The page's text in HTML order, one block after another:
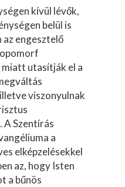
kívül lévők,
belül is
az engesztelő
utasítják el a
viszonyulnak
A Szentírás
a
elképzelésekkel
az, hogy Isten
a bűnös